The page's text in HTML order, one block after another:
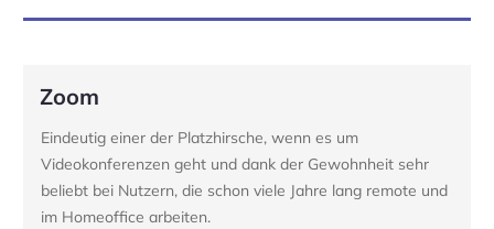
Zoom
Eindeutig einer der Platzhirsche, wenn es um
Videokonferenzen geht und dank der Gewohnheit sehr
beliebt bei Nutzern, die schon viele Jahre lang remote und
im Homeoffice arbeiten.